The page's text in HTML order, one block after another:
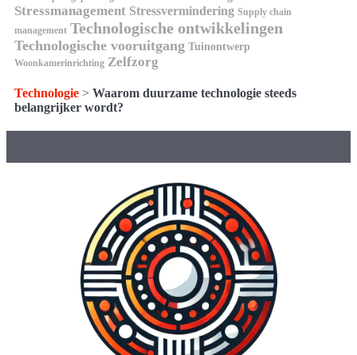
Stressmanagement Stressvermindering Supply chain
management Technologische ontwikkelingen
Technologische vooruitgang Tuinontwerp
Woonkamerinrichting Zelfzorg
Technologie > Waarom duurzame technologie steeds
belangrijker wordt?